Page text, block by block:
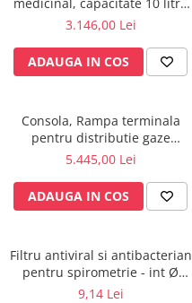
Radiocautere
Criocautere
cutii medicamente
Electrozi
Accesorii pentru perfuzie
Geluri
Garouri
Ochelari de protectie
cu Regulator MediVital - GCE
3.146,00 Lei
ADAUGA IN COS
Consola, Rampa terminala
pentru distributie gaze
medicale si circuite electrice
5.445,00 Lei
ADAUGA IN COS
Filtru antiviral si antibacterian
pentru spirometrie - int Ø
27,0 x ext Ø 30,5 mm / int Ø
9,14 Lei